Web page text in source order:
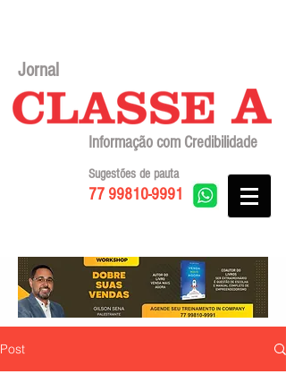
Jornal
Informação com Credibilidade
77 99810-9991
Sugestões de pauta
Post